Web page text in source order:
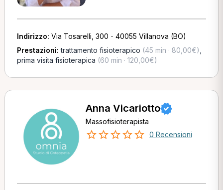
Indirizzo: Via Tosarelli, 300 - 40055 Villanova (BO)
Prestazioni:trattamento fisioterapico (45 min · 80,00€)
prima visita fisioterapica (60 min · 120,00€)
Anna Vicariotto
Massofisioterapista
0 Recensioni